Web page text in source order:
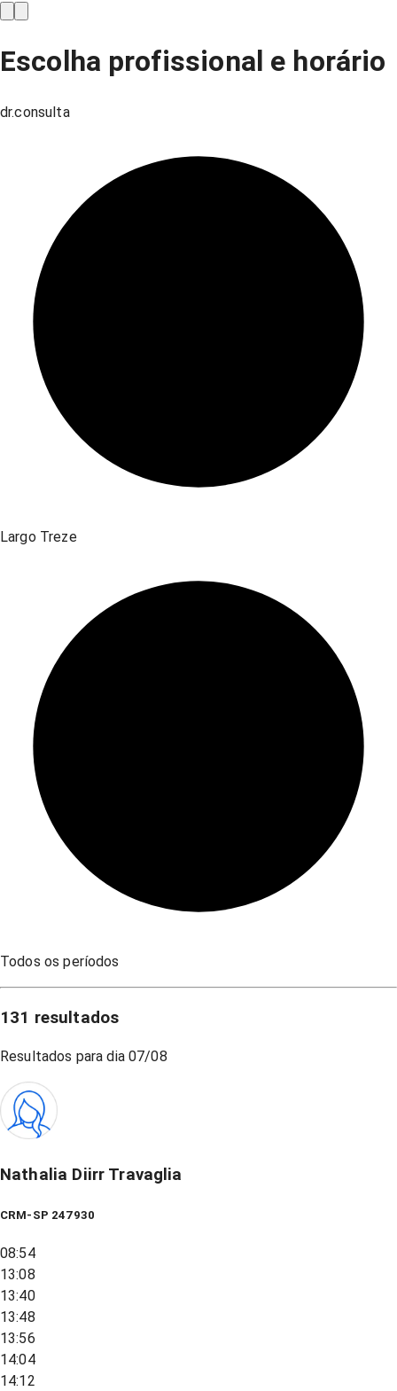
Escolha profissional e horário
dr.consulta
Largo Treze
Todos os períodos
131 resultados
Resultados para dia 07/08
Nathalia Diirr Travaglia
CRM-SP 247930
08:54
13:08
13:40
13:48
13:56
14:04
14:12